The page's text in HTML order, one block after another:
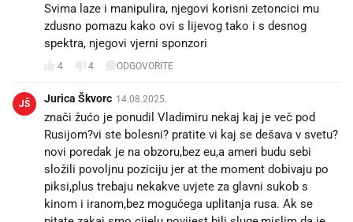
Svima laze i manipulira, njegovi korisni zetoncici mu
zdusno pomazu kako ovi s lijevog tako i s desnog
spektra, njegovi vjerni sponzori
4 4 ODGOVORITE
JŠ Jurica Škvorc 14.08.2025.
znači žućo je ponudil Vladimiru nekaj kaj je več pod
Rusijom?vi ste bolesni? pratite vi kaj se dešava v svetu?
novi poredak je na obzoru,bez eu,a ameri budu sebi
složili povoljnu poziciju jer at the moment dobivaju po
piksi,plus trebaju nekakve uvjete za glavni sukob s
kinom i iranom,bez mogućega uplitanja rusa. Ak se